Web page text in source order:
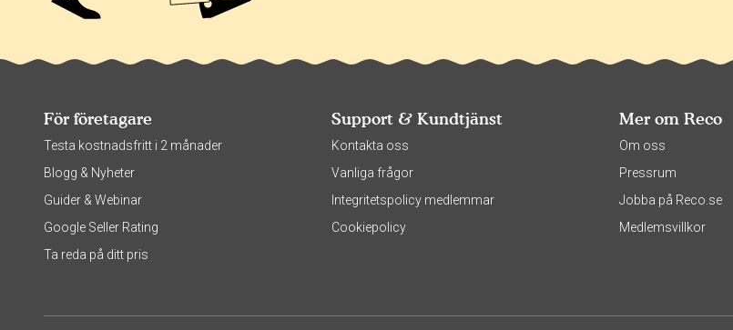
För företagare
Testa kostnadsfritt i 2 månader
Blogg & Nyheter
Guider & Webinar
Google Seller Rating
Ta reda på ditt pris
Support & Kundtjänst
Kontakta oss
Vanliga frågor
Integritetspolicy medlemmar
Cookiepolicy
Mer om Reco
Om oss
Pressrum
Jobba på Reco.se
Medlemsvillkor